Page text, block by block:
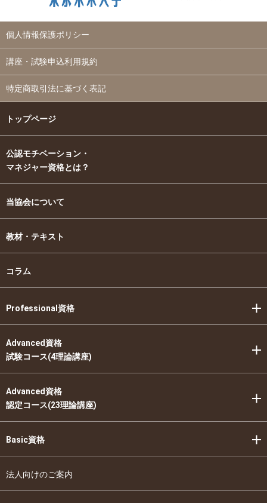
個人情報保護ポリシー
講座・試験申込利用規約
特定商取引法に基づく表記
トップページ
公認モチベーション・
マネジャー資格とは？
当協会について
教材・テキスト
コラム
Professional資格
Advanced資格
試験コース(4理論講座)
Advanced資格
認定コース(23理論講座)
Basic資格
法人向けのご案内